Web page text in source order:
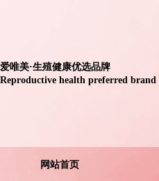
爱唯美·生殖健康优选品牌
Reproductive health preferred brand
网站首页